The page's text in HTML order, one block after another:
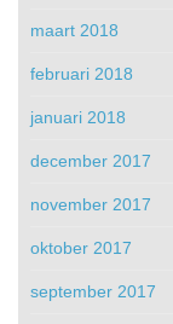
maart 2018
februari 2018
januari 2018
december 2017
november 2017
oktober 2017
september 2017